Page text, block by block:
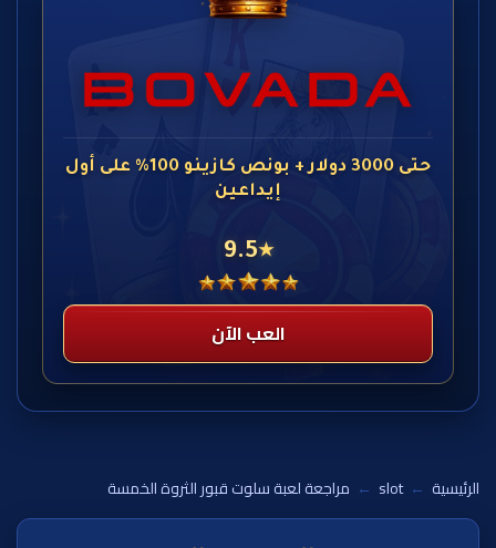
حتى 3000 دولار + بونص كازينو 100% على أول
إيداعين
★
9.5
العب الآن
الرئيسية ←
slot
← مراجعة لعبة سلوت قبور الثروة الخمسة